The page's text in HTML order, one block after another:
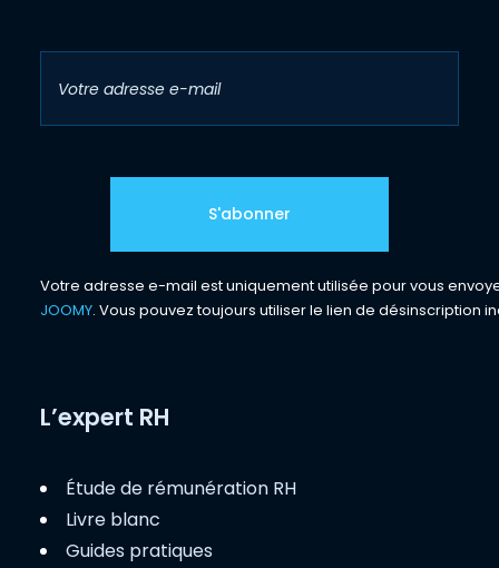
Votre adresse e-mail est uniquement utilisée pour vous
JOOMY. Vous pouvez toujours utiliser le lien de désinscription
L’expert RH
Étude de rémunération RH
Livre blanc
Guides pratiques